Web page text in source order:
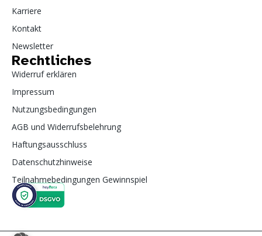
Karriere
Kontakt
Newsletter
Rechtliches
Widerruf erklären
Impressum
Nutzungsbedingungen
AGB und Widerrufsbelehrung
Haftungsausschluss
Datenschutzhinweise
Teilnahmebedingungen Gewinnspiel